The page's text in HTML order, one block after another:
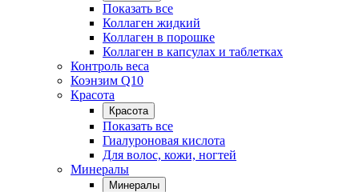
Показать все
Коллаген жидкий
Коллаген в порошке
Коллаген в капсулах и таблетках
Контроль веса
Коэнзим Q10
Красота
Красота
Показать все
Гиалуроновая кислота
Для волос, кожи, ногтей
Минералы
Минералы